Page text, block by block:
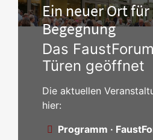
Ein neuer Ort
Begegnung
Das
Türen geöffnet
Die aktuellen
hier:
Programm ·